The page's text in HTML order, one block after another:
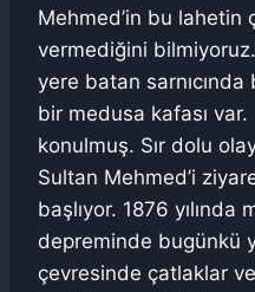
Mehmed’in bu lahetin
vermediğini
yere batan
bir medusa kafası
konulmuş. Sır dolu
Sultan Mehmed’i
başlıyor. 1876
depreminde bugünkü
çevresinde çatlaklar